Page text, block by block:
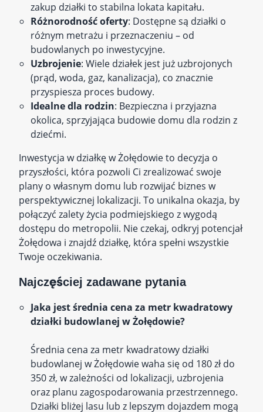
zakup działki to stabilna lokata kapitału.
Różnorodność oferty: Dostępne są działki o
różnym metrażu i przeznaczeniu – od
budowlanych po inwestycyjne.
Uzbrojenie: Wiele działek jest już uzbrojonych
(prąd, woda, gaz, kanalizacja), co znacznie
przyspiesza proces budowy.
Idealne dla rodzin: Bezpieczna i przyjazna
okolica, sprzyjająca budowie domu dla rodzin z
dziećmi.
Inwestycja w działkę w Żołędowie to decyzja o
przyszłości, która pozwoli Ci zrealizować swoje
plany o własnym domu lub rozwijać biznes w
perspektywicznej lokalizacji. To unikalna okazja, by
połączyć zalety życia podmiejskiego z wygodą
dostępu do metropolii. Nie czekaj, odkryj potencjał
Żołędowa i znajdź działkę, która spełni wszystkie
Twoje oczekiwania.
Najczęściej zadawane pytania
Jaka jest średnia cena za metr kwadratowy
działki budowlanej w Żołędowie?
Średnia cena za metr kwadratowy działki
budowlanej w Żołędowie waha się od 180 zł do
350 zł, w zależności od lokalizacji, uzbrojenia
oraz planu zagospodarowania przestrzennego.
Działki bliżej lasu lub z lepszym dojazdem mogą